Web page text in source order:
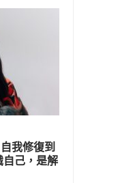
我修復到
自己，是解